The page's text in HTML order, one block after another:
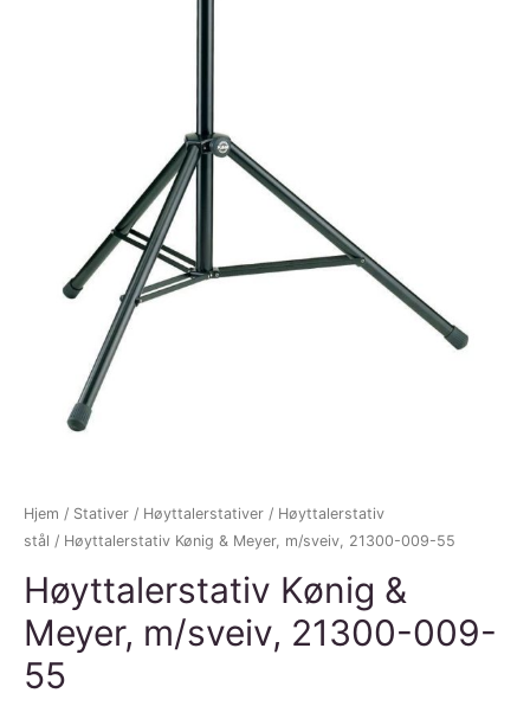
Hjem / Stativer / Høyttalerstativer / Høyttalerstativ
stål / Høyttalerstativ Kønig & Meyer, m/sveiv, 21300-009-55
Høyttalerstativ Kønig &
Meyer, m/sveiv, 21300-009-
55